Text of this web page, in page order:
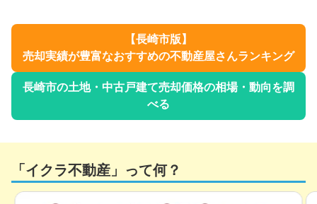
【長崎市版】
売却実績が豊富なおすすめの不動産屋さんランキング
長崎市の土地・中古戸建て売却価格の相場・動向を調
べる
「イクラ不動産」って何？